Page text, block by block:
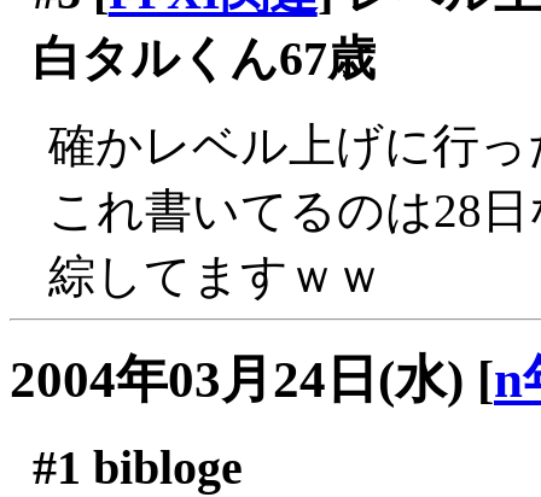
白タルくん67歳
確かレベル上げに行
これ書いてるのは28
綜してますｗｗ
2004年03月24日(水) [n
#1 bibloge